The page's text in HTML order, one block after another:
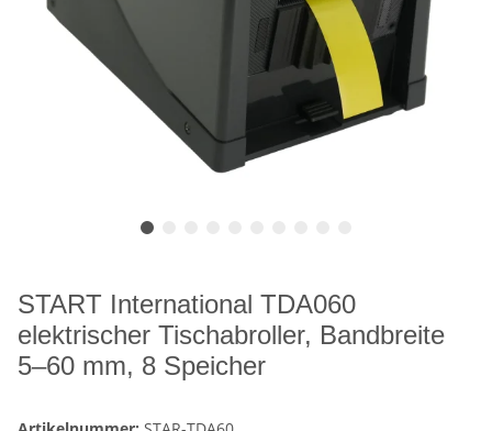
START International TDA060
elektrischer Tischabroller, Bandbreite
5–60 mm, 8 Speicher